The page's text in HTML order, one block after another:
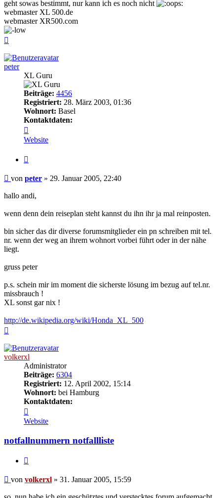
geht sowas bestimmt, nur kann ich es noch nicht
webmaster XL 500.de
webmaster XR500.com
peter
XL Guru
Beiträge: 4456
Registriert: 28. März 2003, 01:36
Wohnort: Basel
Kontaktdaten:
von
peter
Website
Beitrag
von peter » 29. Januar 2005, 22:40
hallo andi,
wenn denn dein reiseplan steht kannst du ihn ihr ja mal reinposten.
bin sicher das dir diverse forumsmitglieder ein pn schreiben mit tel.
nr. wenn der weg an ihrem wohnort vorbei führt oder in der nähe
liegt.
gruss peter
p.s. schein mir im moment die sicherste lösung im bezug auf tel.nr.
missbrauch !
XL sonst gar nix !
http://de.wikipedia.org/wiki/Honda_XL_500
volkerxl
Administrator
Beiträge: 6304
Registriert: 12. April 2002, 15:14
Wohnort: bei Hamburg
Kontaktdaten:
von
volkerxl
Website
notfallnummern notfallliste
Beitrag
von volkerxl » 31. Januar 2005, 15:59